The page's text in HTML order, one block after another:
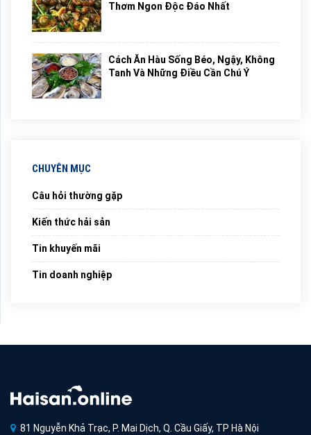
Thơm Ngon Độc Đáo Nhất
Cách Ăn Hàu Sống Béo, Ngậy, Không
Tanh Và Những Điều Cần Chú Ý
CHUYÊN MỤC
Câu hỏi thường gặp
Kiến thức hải sản
Tin khuyến mãi
Tin doanh nghiệp
81 Nguyễn Khả Trạc, P. Mai Dịch, Q. Cầu Giấy, TP Hà Nội